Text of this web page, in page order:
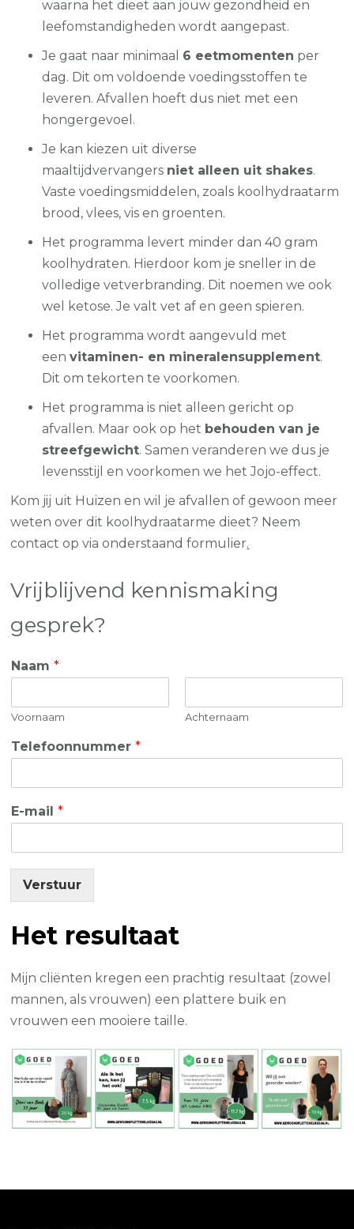
waarna het dieet aan jouw gezondheid en
leefomstandigheden wordt aangepast.
Je gaat naar minimaal 6 eetmomenten per
dag. Dit om voldoende voedingsstoffen te
leveren. Afvallen hoeft dus niet met een
hongergevoel.
Je kan kiezen uit diverse
maaltijdvervangers niet alleen uit shakes.
Vaste voedingsmiddelen, zoals koolhydraatarm
brood, vlees, vis en groenten.
Het programma levert minder dan 40 gram
koolhydraten. Hierdoor kom je sneller in de
volledige vetverbranding. Dit noemen we ook
wel ketose. Je valt vet af en geen spieren.
Het programma wordt aangevuld met
eenvitaminen- en mineralensupplement.
Dit om tekorten te voorkomen.
Het programma is niet alleen gericht op
afvallen. Maar ook op het behouden van je
streefgewicht. Samen veranderen we dus je
levensstijl en voorkomen we het Jojo-effect.
Kom jij uit Huizen en wil je afvallen of gewoon meer
weten over dit koolhydraatarme dieet? Neem
contact op via onderstaand formulier.
Vrijblijvend kennismaking
gesprek?
Naam*
Voornaam Achternaam
Telefoonnummer*
E-mail*
Verstuur
Het resultaat
Mijn cliënten kregen een prachtig resultaat (zowel
mannen, als vrouwen) een plattere buik en
vrouwen een mooiere taille.